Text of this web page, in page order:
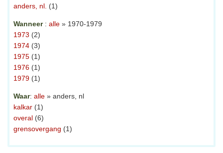
anders, nl. (1)
Wanneer : alle » 1970-1979
1973 (2)
1974 (3)
1975 (1)
1976 (1)
1979 (1)
Waar: alle » anders, nl
kalkar (1)
overal (6)
grensovergang (1)